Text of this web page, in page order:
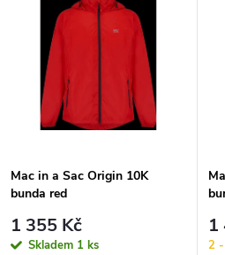
Mac in a Sac Origin 10K
bunda red
1 355 Kč
Skladem 1 ks
1
2